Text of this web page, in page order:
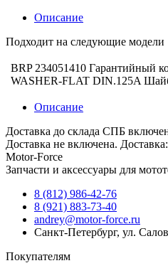
Описание
Подходит на следующие модели
BRP 234051410 Гарантийный
WASHER-FLAT DIN.125A
Описание
Доставка до склада СПБ
Доставка не включена.
Motor-Force
Запчасти и аксессуары для
8 (812) 986-42-76
8 (921) 883-73-40
andrey@motor-force.ru
Санкт-Петербург, ул.
Покупателям